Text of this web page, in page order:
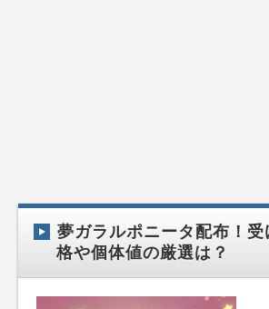
夢ガラルポニータ配布！
格や個体値の厳選は？